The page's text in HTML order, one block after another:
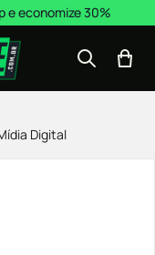
e economize 30%
Digital